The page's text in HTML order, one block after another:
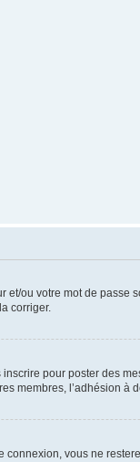
ou votre mot de
corriger.
pour poster des
membres, l’adhésion à
connexion, vous ne